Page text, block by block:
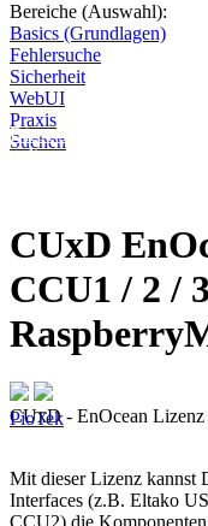
Bereiche (Auswahl):
Basics (Grundlagen)
Fehlersuche
Sicherheit
WebUI
Praxis
Suchen
Diese Seite wird nicht
online. Vielen Dank für
CUxD
CCU1 / 2 /
CUxD - EnOcean Lizenz
PioTek
Mit dieser Lizenz kannst
Interfaces (z.B. Eltako